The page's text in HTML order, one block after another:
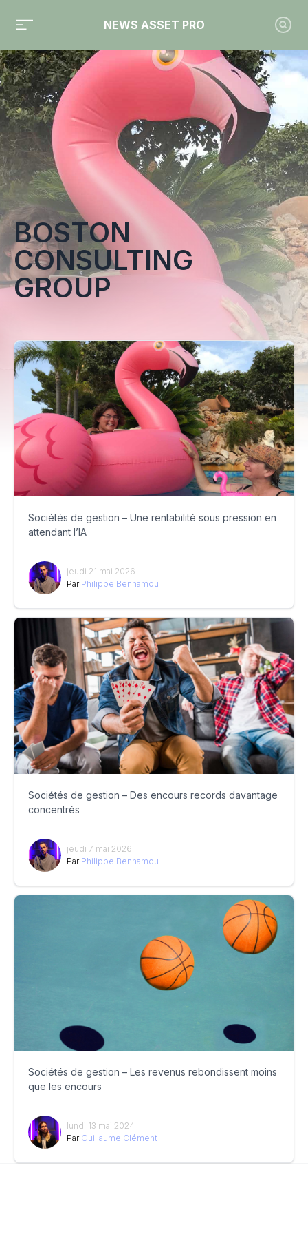
NEWS ASSET PRO
Toute l'actualité sur le tag "Boston Consulting Group"
BOSTON
CONSULTING
GROUP
Sociétés de gestion – Une rentabilité sous pression en
attendant l’IA
jeudi 21 mai 2026
Par Philippe Benhamou
Sociétés de gestion – Des encours records davantage
concentrés
jeudi 7 mai 2026
Par Philippe Benhamou
Sociétés de gestion – Les revenus rebondissent moins
que les encours
lundi 13 mai 2024
Par Guillaume Clément